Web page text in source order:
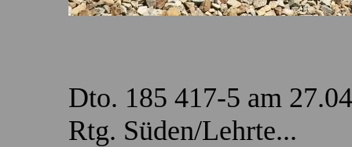
Dto. 185 417-5 am
Rtg. Süden/Lehrte...